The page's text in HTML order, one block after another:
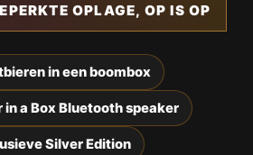
OPLAGE, OP IS OP
in een boombox
in a Box Bluetooth speaker
Silver Edition